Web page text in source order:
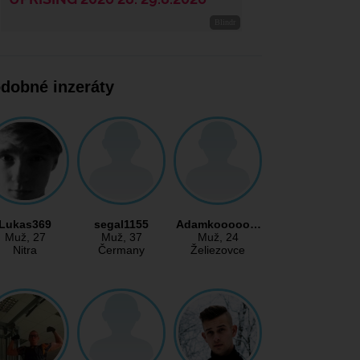
inzeráty
Muž, 27
Nitra
segal1155
Muž, 37
Čermany
Adamkooooo…
Muž, 24
Želiezovce